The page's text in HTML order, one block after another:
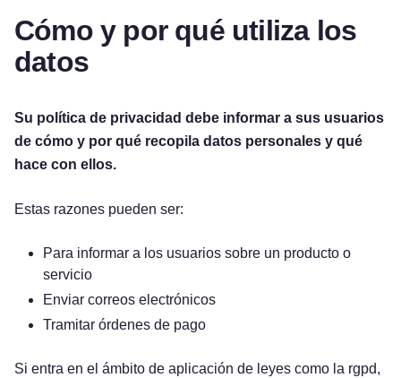
Cómo y por qué utiliza los
datos
Su política de privacidad debe informar a sus usuarios
de cómo y por qué recopila datos personales y qué
hace con ellos.
Estas razones pueden ser:
Para informar a los usuarios sobre un producto o
servicio
Enviar correos electrónicos
Tramitar órdenes de pago
Si entra en el ámbito de aplicación de leyes como la rgpd,